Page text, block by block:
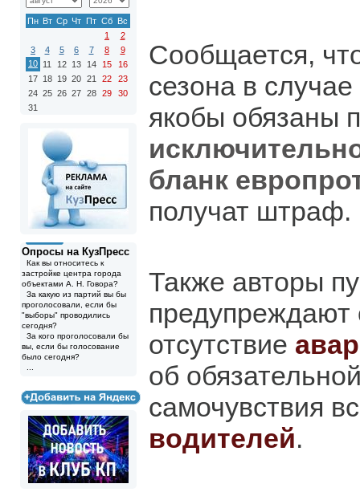
Пн Вт Ср Чт Пт Сб Вс
1
2
3
4 5 6 7 8
9
10 11 12 13 14 15
16
17 18 19 20 21 22
23
24 25 26 27 28 29
30
31
Опросы на КузПресс
Как вы относитесь к
застройке центра города
объектами А. Н. Говора?
За какую из партий вы бы
проголосовали, если бы
"выборы" проводились
сегодня?
За кого проголосовали бы
вы, если бы голосование
было сегодня?
Сообщается,
сезона в
якобы обязаны
бланк
получат штраф.
Также авторы
предупреждают
отсутствие
об
самочувствия
водителей.